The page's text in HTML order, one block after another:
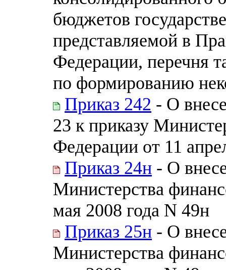
бюджетов
представляемой в
Федерации, перечня
по формированию
Приказ 242 - О
23 к приказу
Федерации от 11
Приказ 24н - О
Министерства
мая 2008 года N 49н
Приказ 25н - О
Министерства